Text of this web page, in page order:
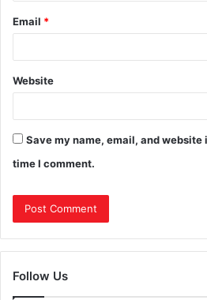
Email *
Website
Save my name, email, and
time I comment.
Follow Us